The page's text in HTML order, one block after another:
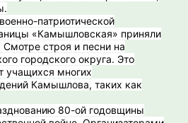
патриотической
«Камышловская» приняли
строя и песни на
городского округа. Это
учащихся многих
Камышлова, таких как
80-ой годовщины